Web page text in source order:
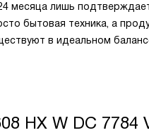
месяца лишь
бытовая техника, а
в идеальном
HX W DC 7784